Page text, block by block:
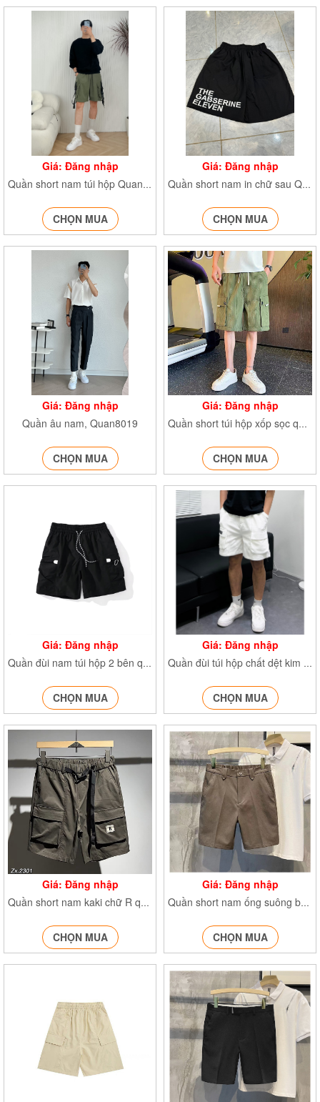
Giá: Đăng nhập
Quần short nam túi hộp Quanshortchunday090
CHỌN MUA
Giá: Đăng nhập
Quần short nam in chữ sau Quan8008
CHỌN MUA
Giá: Đăng nhập
Quần âu nam, Quan8019
CHỌN MUA
Giá: Đăng nhập
Quần short túi hộp xốp sọc quần đùi nam phong cách cá tính D1053
CHỌN MUA
Giá: Đăng nhập
Quần đùi nam túi hộp 2 bên quần short bản đẹp form rộng cạp cao lưng chun co dãn 713
CHỌN MUA
Giá: Đăng nhập
Quần đùi túi hộp chất dệt kim quần short nam form rộng 30006
CHỌN MUA
Giá: Đăng nhập
Quần short nam kaki chữ R quần đùi túi hôp, phong cách Unisex 2301
CHỌN MUA
Giá: Đăng nhập
Quần short nam ống suông bản đẹp quần đùi cạp cao basic K269
CHỌN MUA